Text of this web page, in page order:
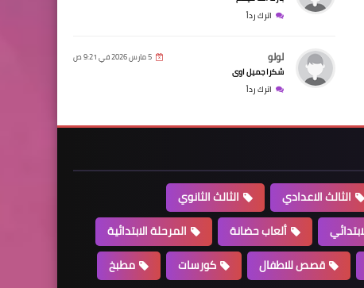
اترك رداً
لولو 5 مارس 2026 في 9:21 ص
شكرا جميل اوى
اترك رداً
الثالث الاعدادي
الثالث الثانوي
ألعاب حضانة
المرحلة الابتدائية
قصص للاطفال كورسات
مطبخ